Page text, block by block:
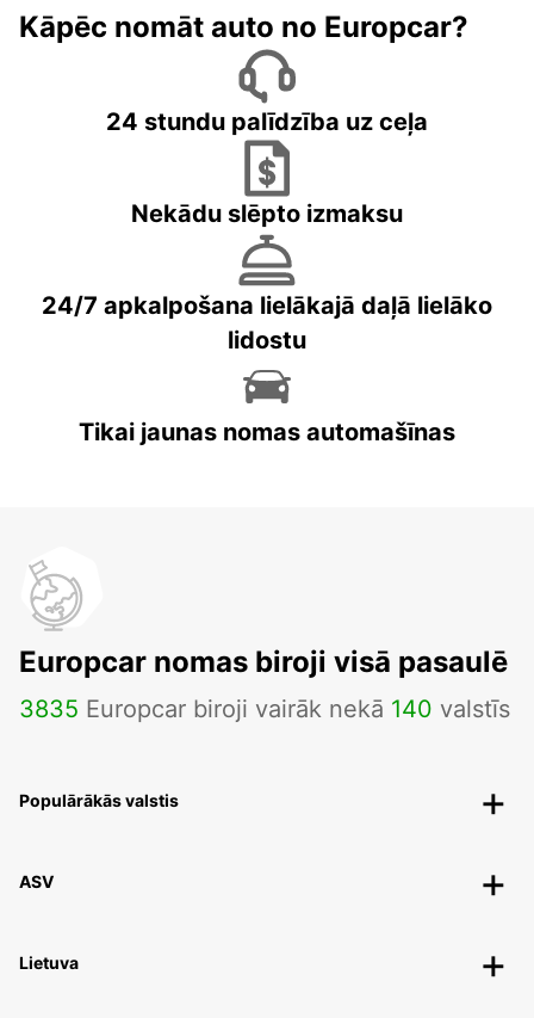
Kāpēc nomāt auto no Europcar?
24 stundu palīdzība uz ceļa
Nekādu slēpto izmaksu
24/7 apkalpošana lielākajā daļā lielāko
lidostu
Tikai jaunas nomas automašīnas
Europcar nomas biroji visā pasaulē
3835 Europcar biroji vairāk nekā 140 valstīs
Populārākās valstis
ASV
Lietuva